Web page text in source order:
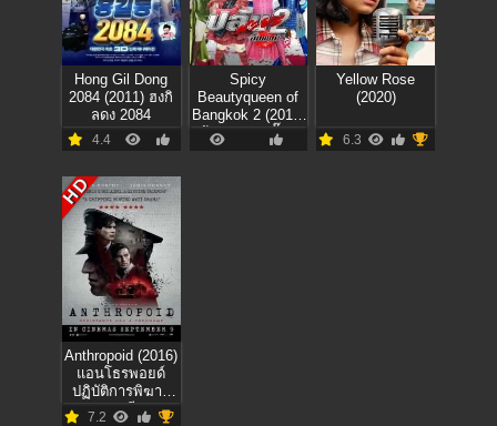
Hong Gil Dong
2084 (2011) ฮงกิ
ลดง 2084
4.4
Spicy
Beautyqueen of
Bangkok 2 (2012)
ปล้นนะยะ 2 อั๊ยยย
Yellow Rose
(2020)
6.3
HD
Anthropoid (2016)
แอนโธรพอยด์
ปฏิบัติการพิฆาต
นาซี
7.2